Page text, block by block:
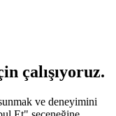
çalışıyoruz.
ve deneyimini